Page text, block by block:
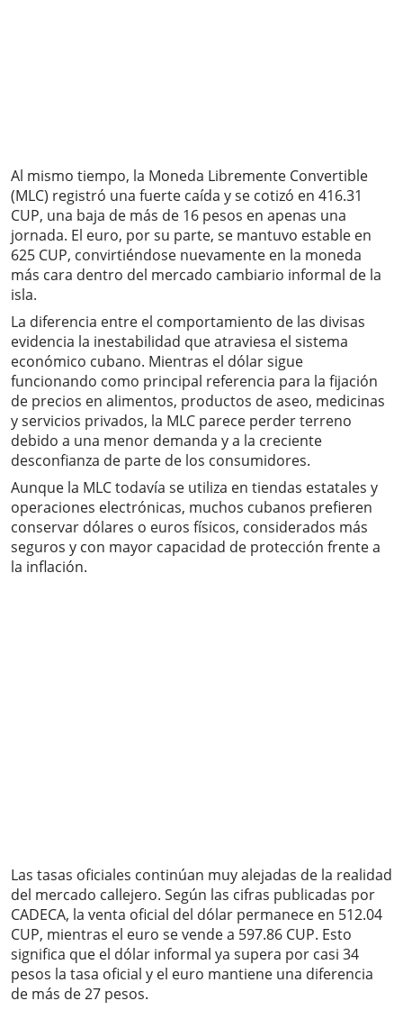
Al mismo tiempo, la Moneda Libremente Convertible
(MLC) registró una fuerte caída y se cotizó en 416.31
CUP, una baja de más de 16 pesos en apenas una
jornada. El euro, por su parte, se mantuvo estable en
625 CUP, convirtiéndose nuevamente en la moneda
más cara dentro del mercado cambiario informal de la
isla.
La diferencia entre el comportamiento de las divisas
evidencia la inestabilidad que atraviesa el sistema
económico cubano. Mientras el dólar sigue
funcionando como principal referencia para la fijación
de precios en alimentos, productos de aseo, medicinas
y servicios privados, la MLC parece perder terreno
debido a una menor demanda y a la creciente
desconfianza de parte de los consumidores.
Aunque la MLC todavía se utiliza en tiendas estatales y
operaciones electrónicas, muchos cubanos prefieren
conservar dólares o euros físicos, considerados más
seguros y con mayor capacidad de protección frente a
la inflación.
Las tasas oficiales continúan muy alejadas de la realidad
del mercado callejero. Según las cifras publicadas por
CADECA, la venta oficial del dólar permanece en 512.04
CUP, mientras el euro se vende a 597.86 CUP. Esto
significa que el dólar informal ya supera por casi 34
pesos la tasa oficial y el euro mantiene una diferencia
de más de 27 pesos.